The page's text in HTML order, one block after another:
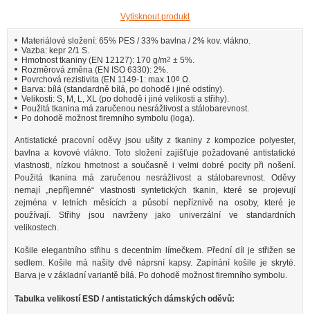
Vytisknout produkt
Materiálové složení: 65% PES / 33% bavlna / 2% kov. vlákno.
Vazba: kepr 2/1 S.
Hmotnost tkaniny (EN 12127): 170 g/m2 ± 5%.
Rozměrová změna (EN ISO 6330): 2%.
Povrchová rezistivita (EN 1149-1: max 106 Ω.
Barva: bílá (standardně bílá, po dohodě i jiné odstíny).
Velikosti: S, M, L, XL (po dohodě i jiné velikosti a střihy).
Použitá tkanina má zaručenou nesrážlivost a stálobarevnost.
Po dohodě možnost firemního symbolu (loga).
Antistatické pracovní oděvy jsou ušity z tkaniny z kompozice polyester,
bavlna a kovové vlákno. Toto složení zajišťuje požadované antistatické
vlastnosti, nízkou hmotnost a současně i velmi dobré pocity při nošení.
Použitá tkanina má zaručenou nesrážlivost a stálobarevnost. Oděvy
nemají „nepříjemné“ vlastnosti syntetických tkanin, které se projevují
zejména v letních měsících a působí nepříznivě na osoby, které je
používají. Střihy jsou navrženy jako univerzální ve standardních
velikostech.
Košile elegantního střihu s decentním límečkem. Přední díl je střižen se
sedlem. Košile má našity dvě náprsní kapsy. Zapínání košile je skryté.
Barva je v základní variantě bílá. Po dohodě možnost firemního symbolu.
Tabulka velikostí ESD / antistatických dámských oděvů: